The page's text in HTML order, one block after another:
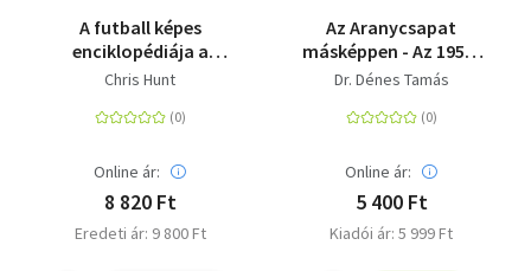
A futball képes
enciklopédiája a
kezdetektől napjainkig
LEGFONTOSABB
SZEREPLŐIVEL
Chris Hunt
Online ár:
8 820 Ft
Eredeti ár: 9 800 Ft
Az Aranycsapat
másképpen - Az 1954-
es VB-döntő és ami
Dr. Dénes Tamás
Online ár:
5 400 Ft
Kiadói ár: 5 999 Ft